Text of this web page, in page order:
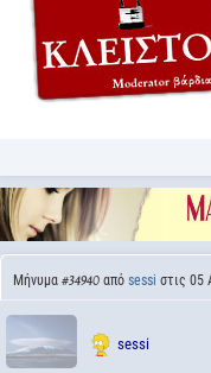
Μήνυμα #34940 από sessi στις 05
sessi